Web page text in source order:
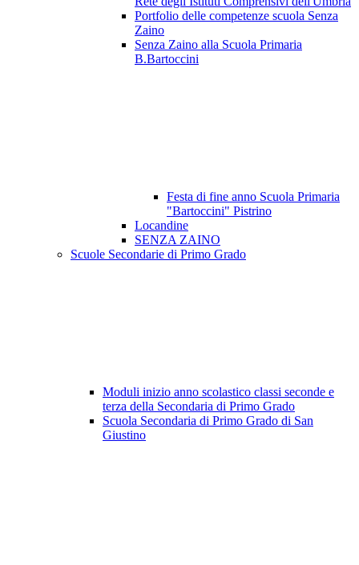
Portfolio delle competenze scuola Senza
Zaino
Senza Zaino alla Scuola Primaria
B.Bartoccini
Festa di fine anno Scuola Primaria
"Bartoccini" Pistrino
Locandine
SENZA ZAINO
Scuole Secondarie di Primo Grado
Moduli inizio anno scolastico classi seconde e
terza della Secondaria di Primo Grado
Scuola Secondaria di Primo Grado di San
Giustino